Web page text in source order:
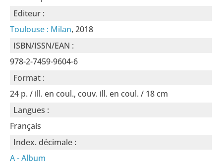
Editeur :
Toulouse : Milan, 2018
ISBN/ISSN/EAN :
978-2-7459-9604-6
Format :
24 p. / ill. en coul., couv. ill. en coul. / 18 cm
Langues :
Français
Index. décimale :
A - Album